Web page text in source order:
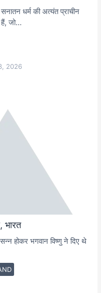
धर्म की अत्यंत प्राचीन
हैं, जो…
2026
भारत
होकर भगवान विष्णु ने दिए थे